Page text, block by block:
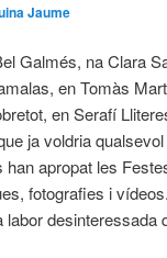
Jaume
Galmés, na Clara
en Tomàs
en Serafí
ja voldria
han apropat les
fotografies i
labor desinteressada